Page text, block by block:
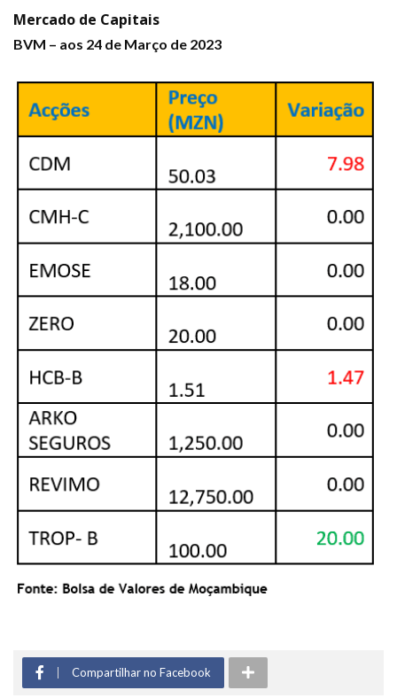
Mercado de Capitais
BVM – aos 24 de Março de 2023
Compartilhar no Facebook